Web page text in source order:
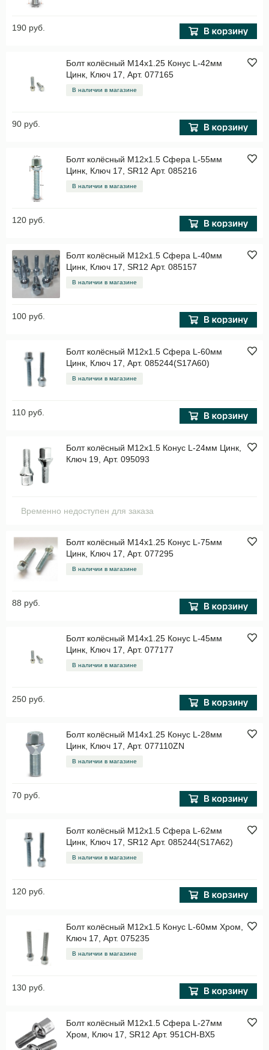
190 руб.
Болт колёсный M14x1.25 Конус L-42мм
Цинк, Ключ 17, Арт. 077165
В наличии в магазине
90 руб.
Болт колёсный M12x1.5 Сфера L-55мм
Цинк, Ключ 17, SR12 Арт. 085216
В наличии в магазине
120 руб.
Болт колёсный M12x1.5 Сфера L-40мм
Цинк, Ключ 17, SR12 Арт. 085157
В наличии в магазине
100 руб.
Болт колёсный M12x1.5 Сфера L-60мм
Цинк, Ключ 17, Арт. 085244(S17A60)
В наличии в магазине
110 руб.
Болт колёсный M12x1.5 Конус L-24мм Цинк,
Ключ 19, Арт. 095093
Временно недоступен для заказа
Болт колёсный M14x1.25 Конус L-75мм
Цинк, Ключ 17, Арт. 077295
В наличии в магазине
88 руб.
Болт колёсный M14x1.25 Конус L-45мм
Цинк, Ключ 17, Арт. 077177
В наличии в магазине
250 руб.
Болт колёсный M14x1.25 Конус L-28мм
Цинк, Ключ 17, Арт. 077110ZN
В наличии в магазине
70 руб.
Болт колёсный M12x1.5 Сфера L-62мм
Цинк, Ключ 17, SR12 Арт. 085244(S17A62)
В наличии в магазине
120 руб.
Болт колёсный M12x1.5 Конус L-60мм Хром,
Ключ 17, Арт. 075235
В наличии в магазине
130 руб.
Болт колёсный M12x1.5 Сфера L-27мм
Хром, Ключ 17, SR12 Арт. 951CH-BX5